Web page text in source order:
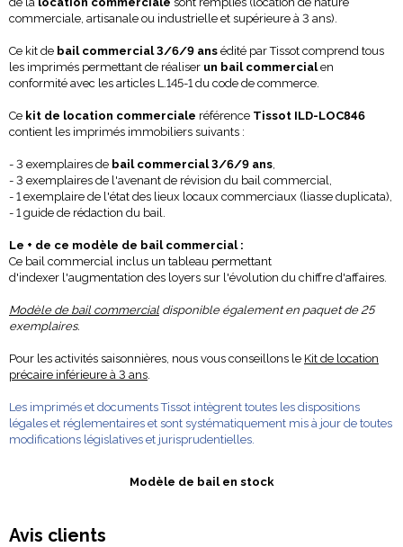
commerciale, artisanale ou industrielle et supérieure à 3 ans).
Ce kit de bail commercial 3/6/9 ans édité par Tissot comprend tous
les imprimés permettant de réaliser un bail commercialen
conformité avec les articles L.145-1 du code de commerce.
Ce kit de location commerciale référence Tissot ILD-LOC846
contient les imprimés immobiliers suivants :
- 3 exemplaires de bail commercial 3/6/9 ans,
- 3 exemplaires de l'avenant de révision du bail commercial,
- 1 exemplaire de l'état des lieux locaux commerciaux (liasse duplicata),
- 1 guide de rédaction du bail.
Le + de ce modèle de bail commercial :
Ce bail commercial inclus un tableau permettant
d'indexer l'augmentation des loyers sur l'évolution du chiffre d'affaires.
Modèle de bail commercial disponible égalementen paquet de 25
exemplaires.
Pour les activités saisonnières, nous vous conseillons le Kit de location
précaire inférieure à 3 ans.
Les imprimés et documents Tissot intègrent toutes les dispositions
légales et réglementaires et sont systématiquement mis à jour de toutes
modifications législatives et jurisprudentielles.
Modèle de bail en stock
Avis clients